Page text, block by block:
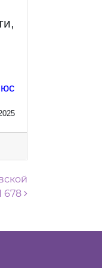
678